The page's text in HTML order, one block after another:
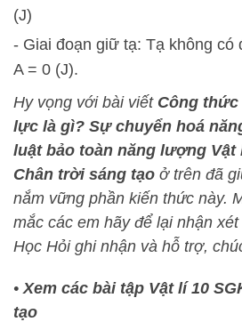
(J)
- Giai đoạn giữ tạ: Tạ không có
A = 0 (J).
Hy vọng với bài viết Công
lực là gì? Sự chuyển hoá
luật bảo toàn năng lượng Vật
Chân trời sáng tạo ở trên đã
nắm vững phần kiến thức này.
mắc các em hãy để lại nhận
Học Hỏighi nhận và hỗ trợ,
• Xem các bài tập Vật lí 10
tạo